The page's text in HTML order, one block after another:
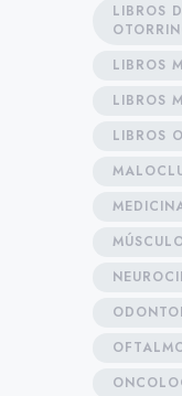
LIBROS
LIBROS
LIBROS
LIBROS